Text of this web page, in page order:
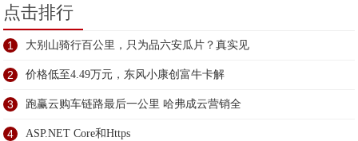
点击排行
1 大别山骑行百公里，只为品六安瓜片？真实见
2 价格低至4.49万元，东风小康创富牛卡解
3 跑赢云购车链路最后一公里 哈弗成云营销全
4 ASP.NET Core和Https